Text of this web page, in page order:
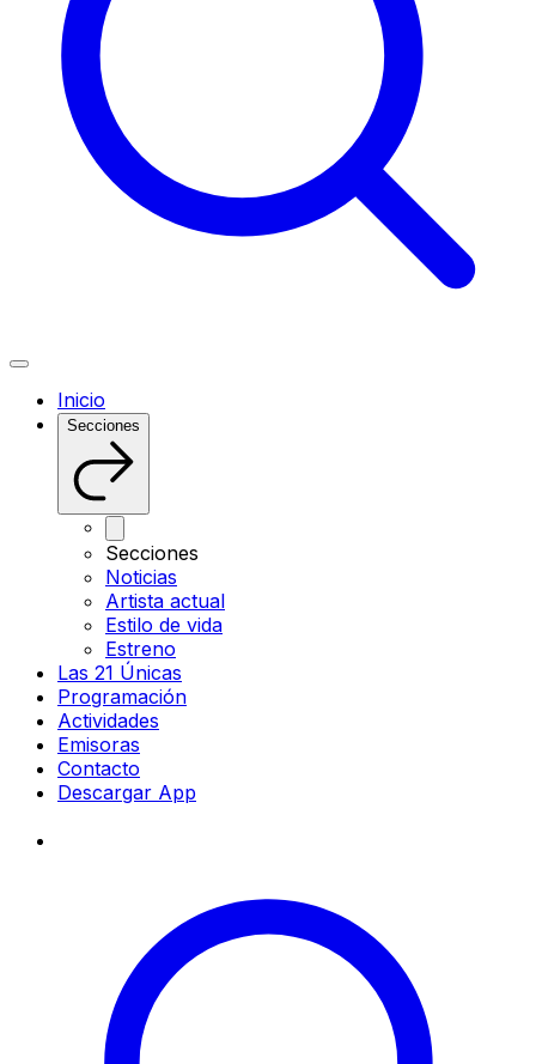
Inicio
Secciones
Secciones
Noticias
Artista actual
Estilo de vida
Estreno
Las 21 Únicas
Programación
Actividades
Emisoras
Contacto
Descargar App